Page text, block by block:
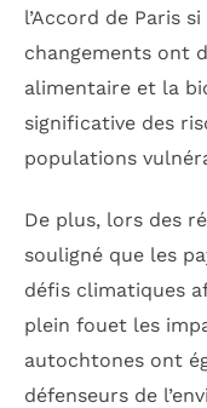
l’Accord de Paris
changements ont
alimentaire et la
significative des
populations
De plus, lors des
souligné que les
défis climatiques
plein fouet les
autochtones ont
défenseurs de